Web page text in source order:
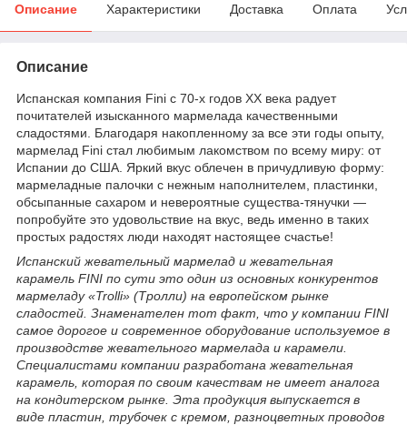
Описание Характеристики Доставка Оплата
Описание
Испанская компания Fini с 70-х годов XX века радует
почитателей изысканного мармелада качественными
сладостями. Благодаря накопленному за все эти годы опыту,
мармелад Fini стал любимым лакомством по всему миру: от
Испании до США. Яркий вкус облечен в причудливую форму:
мармеладные палочки с нежным наполнителем, пластинки,
обсыпанные сахаром и невероятные существа-тянучки —
попробуйте это удовольствие на вкус, ведь именно в таких
простых радостях люди находят настоящее счастье!
Испанский жевательный мармелад и жевательная
карамель FINI по сути это один из основных конкурентов
мармеладу «Trolli» (Тролли) на европейском рынке
сладостей. Знаменателен тот факт, что у компании FINI
cамое дорогое и современное оборудование используемое в
производстве жевательного мармелада и карамели.
Специалистами компании разработана жевательная
карамель, которая по своим качествам не имеет аналога
на кондитерском рынке. Эта продукция выпускается в
виде пластин, трубочек с кремом, разноцветных проводов